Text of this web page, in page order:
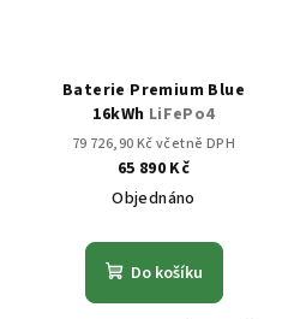
Baterie Premium Blue
16kWh LiFePo4
79 726,90 Kč včetně DPH
65 890 Kč
Objednáno
Do košíku